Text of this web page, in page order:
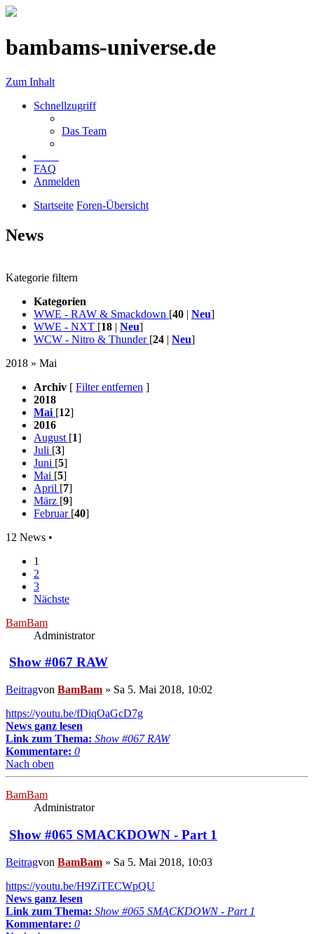
bambams-universe.de
Zum Inhalt
Schnellzugriff
Das Team
FAQ
Anmelden
Startseite Foren-Übersicht
News
Kategorie filtern
Kategorien
WWE - RAW & Smackdown [40 | Neu]
WWE - NXT [18 | Neu]
WCW - Nitro & Thunder [24 | Neu]
2018 » Mai
Archiv [ Filter entfernen ]
2018
Mai [12]
2016
August [1]
Juli [3]
Juni [5]
Mai [5]
April [7]
März [9]
Februar [40]
12 News •
1
2
3
Nächste
BamBam
Administrator
Show #067 RAW
Beitragvon BamBam » Sa 5. Mai 2018, 10:02
https://youtu.be/fDiqOaGcD7g
News ganz lesen
Link zum Thema: Show #067 RAW
Kommentare: 0
Nach oben
BamBam
Administrator
Show #065 SMACKDOWN - Part 1
Beitragvon BamBam » Sa 5. Mai 2018, 10:03
https://youtu.be/H9ZiTECWpQU
News ganz lesen
Link zum Thema: Show #065 SMACKDOWN - Part 1
Kommentare: 0